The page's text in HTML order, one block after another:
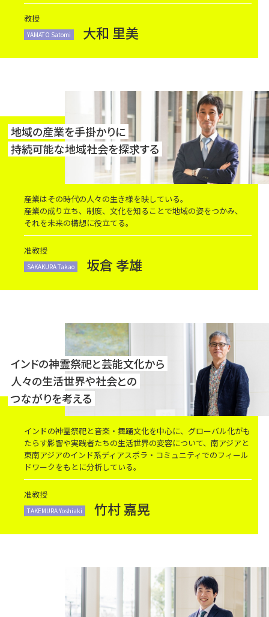
教授
YAMATO Satomi 大和 里美
地域の産業を手掛かりに
持続可能な地域社会を探求する
産業はその時代の人々の生き様を映している。
産業の成り立ち、制度、文化を知ることで地域の姿をつかみ、
それを未来の構想に役立てる。
准教授
SAKAKURA Takao 坂倉 孝雄
インドの神霊祭祀と芸能文化から
人々の生活世界や社会との
つながりを考える
インドの神霊祭祀と音楽・舞踊文化を中心に、グローバル化がも
たらす影響や実践者たちの生活世界の変容について、南アジアと
東南アジアのインド系ディアスポラ・コミュニティでのフィール
ドワークをもとに分析している。
准教授
TAKEMURA Yoshiaki 竹村 嘉晃